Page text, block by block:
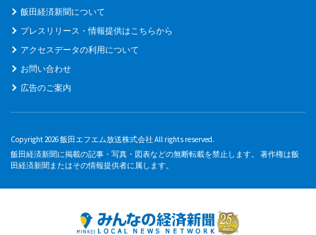
飯田経済新聞について
プレスリリース・情報提供はこちらから
アクセスデータの利用について
お問い合わせ
広告のご案内
Copyright 2026 飯田エフエム放送株式会社 All rights reserved.
飯田経済新聞に掲載の記事・写真・図表などの無断転載を禁止します。 著作権は飯
田経済新聞またはその情報提供者に属します。